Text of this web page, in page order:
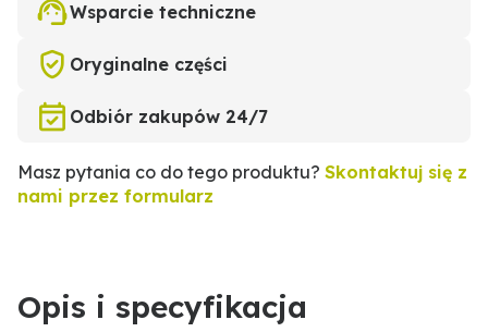
Wsparcie techniczne
Oryginalne części
Odbiór zakupów 24/7
Masz pytania co do tego produktu? Skontaktuj się z
nami przez formularz
Opis i specyfikacja